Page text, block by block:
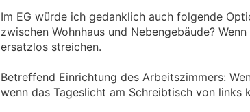
Im EG würde ich gedanklich auch folgende
zwischen Wohnhaus und Nebengebäude?
ersatzlos streichen.
Betreffend Einrichtung des Arbeitszimmers:
wenn das Tageslicht am Schreibtisch von links